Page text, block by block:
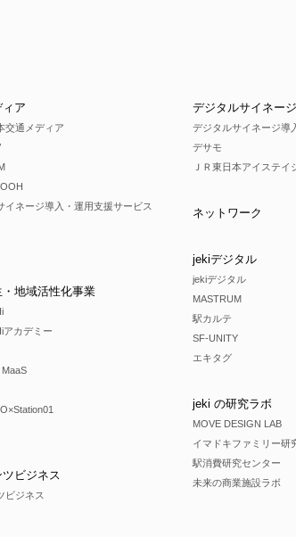
ア
交通メディア
イネージ導入・運用支援サービス
地域活性化事業
アカデミー
ツビジネス
ビジネス
デジタルサイネー
デジタルサイネージ導
デサモ
ＪＲ東日本アイステイ
ネットワーク
jekiデジタル
jekiデジタル
MASTRUM
駅カルテ
SF-UNITY
エキタグ
jeki の研究ラボ
MOVE DESIGN LAB
イマドキファミリー研
駅消費研究センター
未来の商業施設ラボ